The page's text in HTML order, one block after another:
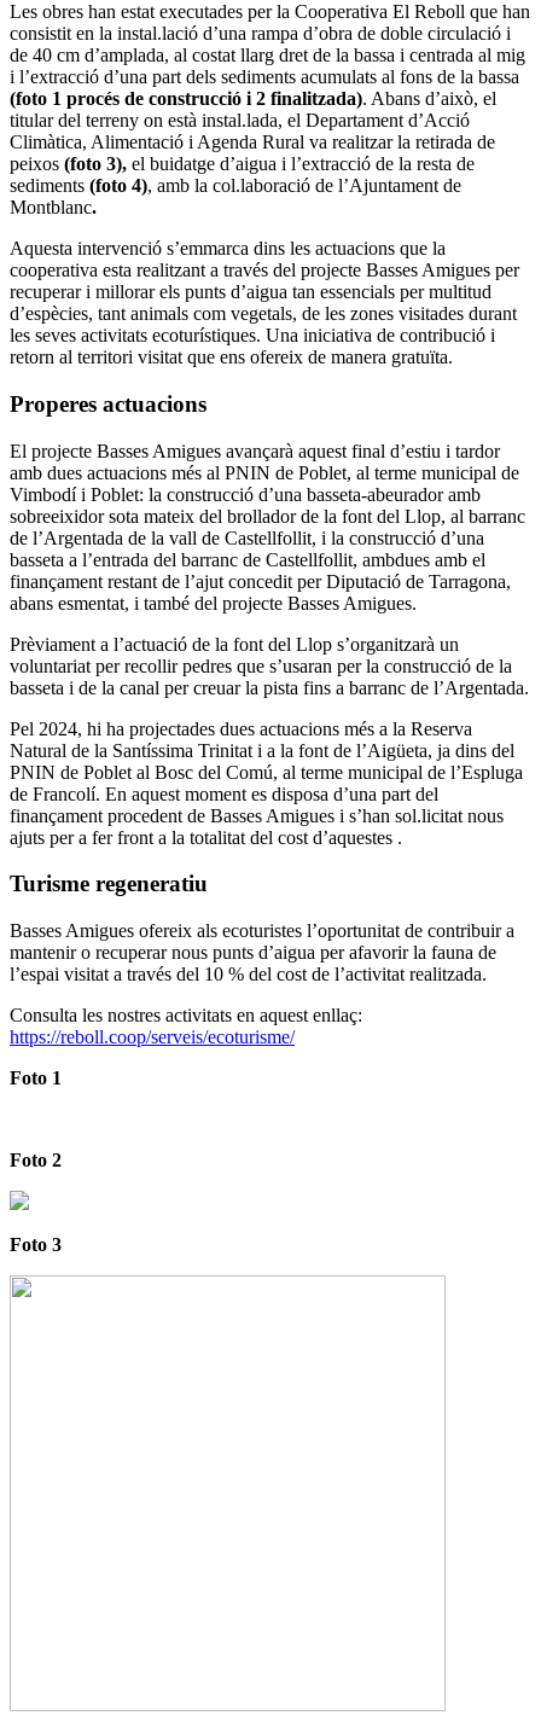
Les obres han estat executades per la Cooperativa El Reboll que han
consistit en la instal.lació d’una rampa d’obra de doble circulació i
de 40 cm d’amplada, al costat llarg dret de la bassa i centrada al mig
i l’extracció d’una part dels sediments acumulats al fons de la bassa
(foto 1 procés de construcció i 2 finalitzada). Abans d’això, el
titular del terreny on està instal.lada, el Departament d’Acció
Climàtica, Alimentació i Agenda Rural va realitzar la retirada de
peixos (foto 3), el buidatge d’aigua i l’extracció de la resta de
sediments (foto 4), amb la col.laboració de l’Ajuntament de
Montblanc.
Aquesta intervenció s’emmarca dins les actuacions que la
cooperativa esta realitzant a través del projecte Basses Amigues per
recuperar i millorar els punts d’aigua tan essencials per multitud
d’espècies, tant animals com vegetals, de les zones visitades durant
les seves activitats ecoturístiques. Una iniciativa de contribució i
retorn al territori visitat que ens ofereix de manera gratuïta.
Properes actuacions
El projecte Basses Amigues avançarà aquest final d’estiu i tardor
amb dues actuacions més al PNIN de Poblet, al terme municipal de
Vimbodí i Poblet: la construcció d’una basseta-abeurador amb
sobreeixidor sota mateix del brollador de la font del Llop, al barranc
de l’Argentada de la vall de Castellfollit, i la construcció d’una
basseta a l’entrada del barranc de Castellfollit, ambdues amb el
finançament restant de l’ajut concedit per Diputació de Tarragona,
abans esmentat, i també del projecte Basses Amigues.
Prèviament a l’actuació de la font del Llop s’organitzarà un
voluntariat per recollir pedres que s’usaran per la construcció de la
basseta i de la canal per creuar la pista fins a barranc de l’Argentada.
Pel 2024, hi ha projectades dues actuacions més a la Reserva
Natural de la Santíssima Trinitat i a la font de l’Aigüeta, ja dins del
PNIN de Poblet al Bosc del Comú, al terme municipal de l’Espluga
de Francolí. En aquest moment es disposa d’una part del
finançament procedent de Basses Amigues i s’han sol.licitat nous
ajuts per a fer front a la totalitat del cost d’aquestes .
Turisme regeneratiu
Basses Amigues ofereix als ecoturistes l’oportunitat de contribuir a
mantenir o recuperar nous punts d’aigua per afavorir la fauna de
l’espai visitat a través del 10 % del cost de l’activitat realitzada.
Consulta les nostres activitats en aquest enllaç:
https://reboll.coop/serveis/ecoturisme/
Foto 1
Foto 2
Foto 3